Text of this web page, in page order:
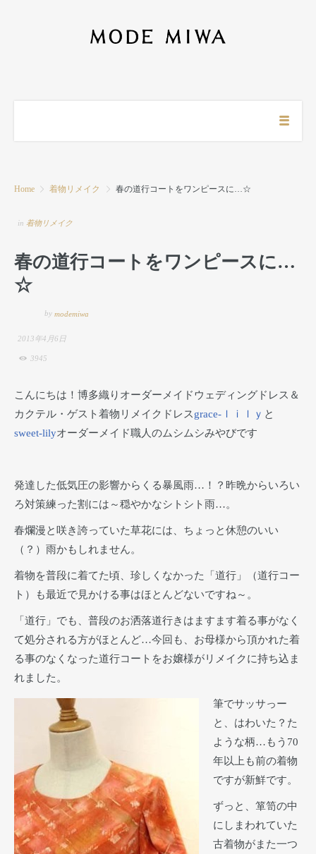
Home 着物リメイク 春の道行コートをワンピースに…☆
in 着物リメイク
春の道行コートをワンピースに…
☆
by modemiwa
2013年4月6日
3945
こんにちは！博多織りオーダーメイドウェディングドレス＆
カクテル・ゲスト着物リメイクドレスgrace-ｌｉｌｙ と
sweet-lilyオーダーメイド職人のムシムシみやびです
発達した低気圧の影響からくる暴風雨…！？昨晩からいろい
ろ対策練った割には～穏やかなシトシト雨…。
春爛漫と咲き誇っていた草花には、ちょっと休憩のいい
（？）雨かもしれません。
着物を普段に着てた頃、珍しくなかった「道行」（道行コー
ト）も最近で見かける事はほとんどないですね～。
「道行」でも、普段のお洒落道行きはますます着る事がなく
て処分される方がほとんど…今回も、お母様から頂かれた着
る事のなくなった道行コートをお嬢様がリメイクに持ち込ま
れました。
筆でサッサっー
と、はわいた？た
ような柄…もう70
年以上も前の着物
ですが新鮮です。
ずっと、箪笥の中
にしまわれていた
古着物がまた一つ